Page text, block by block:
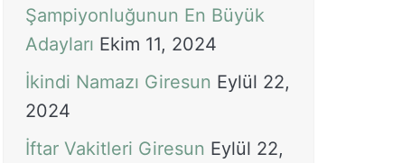
Şampiyonluğunun En Büyük
Adayları Ekim 11, 2024
İkindi Namazı Giresun Eylül 22,
2024
İftar Vakitleri Giresun Eylül 22,